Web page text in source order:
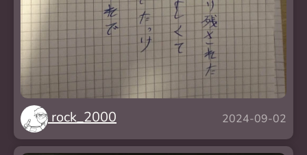
rock_2000 2024-09-02